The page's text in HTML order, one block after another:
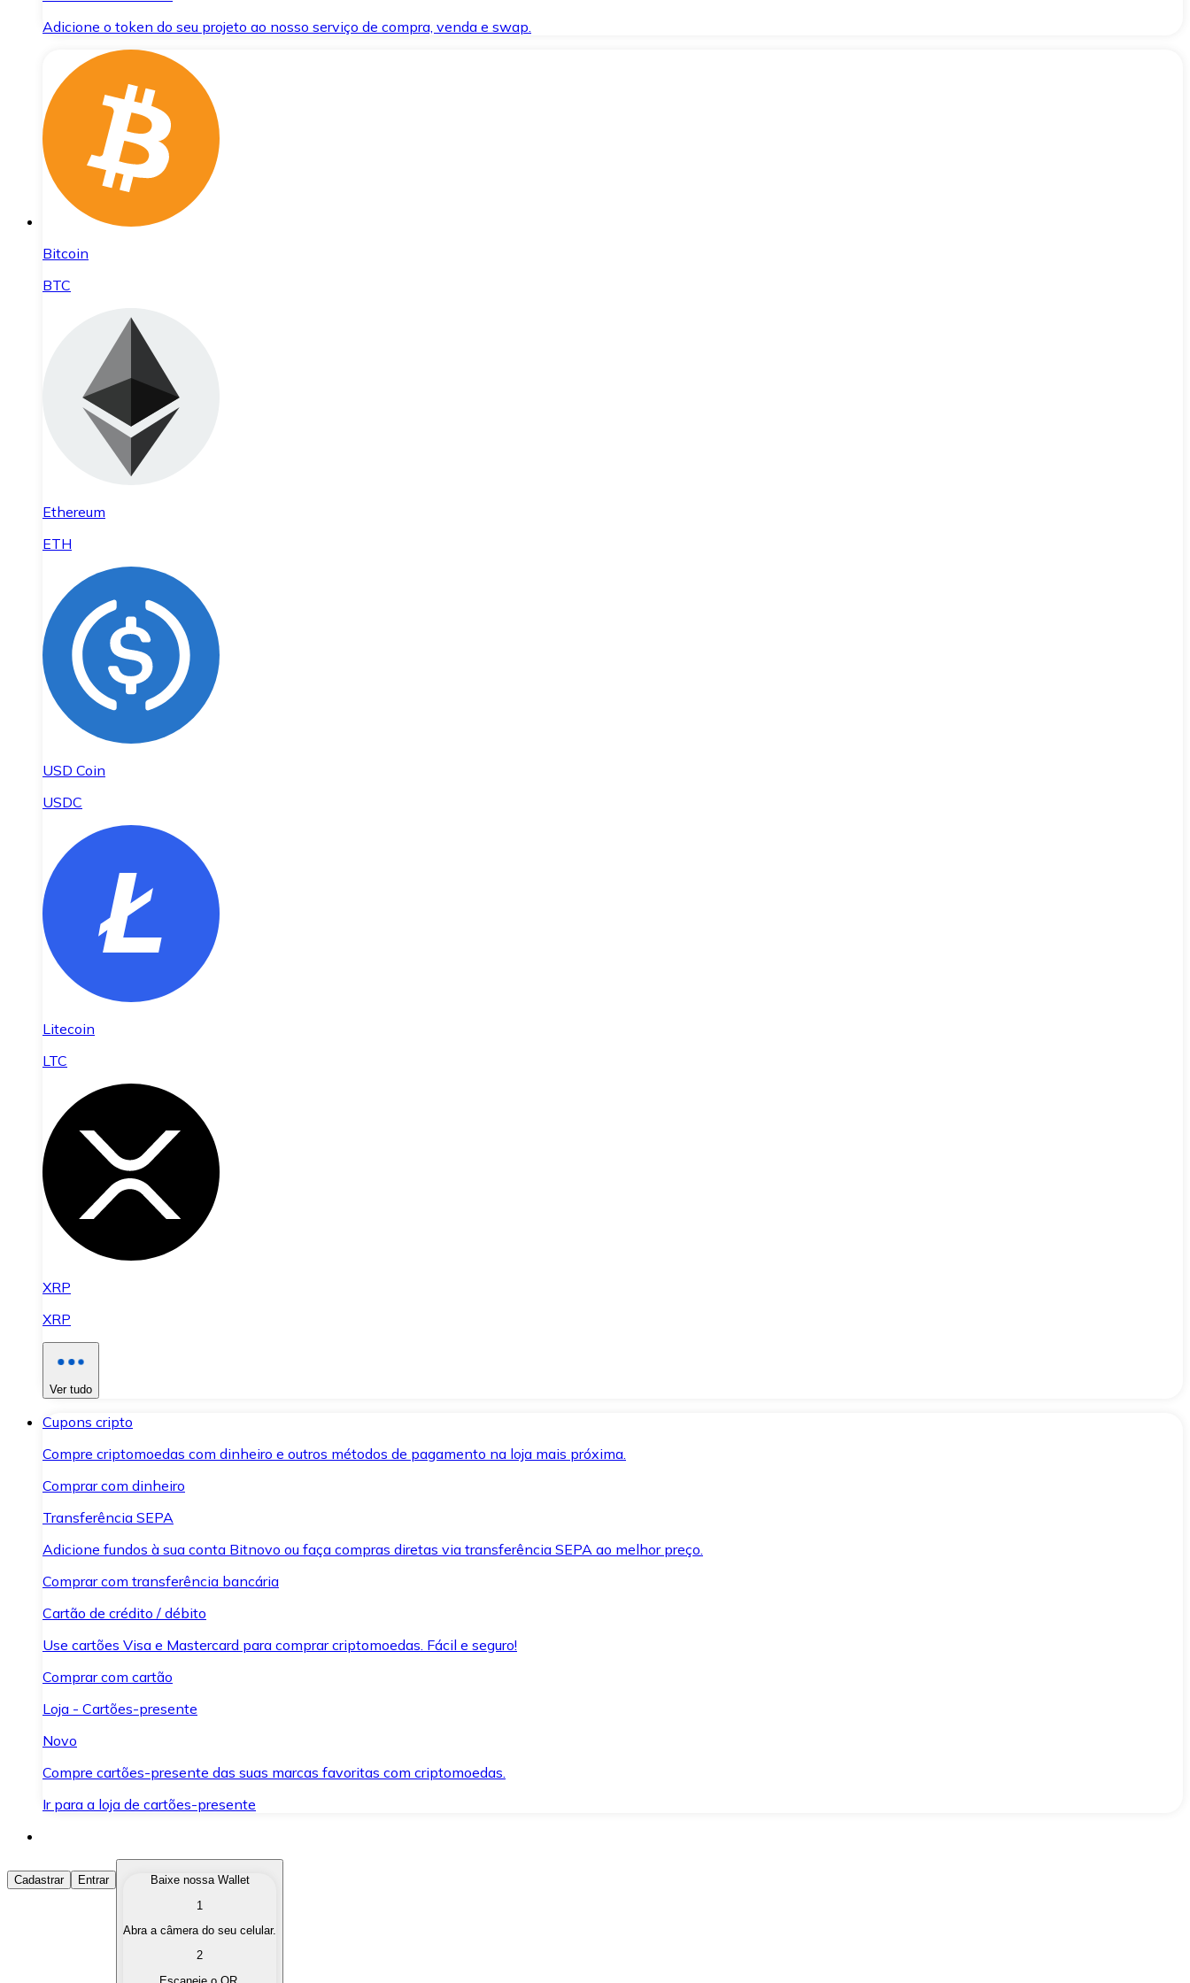
Adicione o token do seu projeto ao nosso serviço de compra, venda e swap.
Bitcoin
BTC
Ethereum
ETH
USD Coin
USDC
Litecoin
LTC
XRP
XRP
Ver tudo
Cupons cripto
Compre criptomoedas com dinheiro e outros métodos de pagamento na loja mais próxima.
Comprar com dinheiro
Transferência SEPA
Adicione fundos à sua conta Bitnovo ou faça compras diretas via transferência SEPA ao melhor preço.
Comprar com transferência bancária
Cartão de crédito / débito
Use cartões Visa e Mastercard para comprar criptomoedas. Fácil e seguro!
Comprar com cartão
Loja - Cartões-presente
Novo
Compre cartões-presente das suas marcas favoritas com criptomoedas.
Ir para a loja de cartões-presente
Comprar Criptomoedas
Compre as criptomoedas de seu interesse de forma rápida e segura.
Converta suas criptomoedas em moeda fiduciária quando precisar.
Cadastrar Entrar
Baixe nossa Wallet
1
Abra a câmera do seu celular.
2